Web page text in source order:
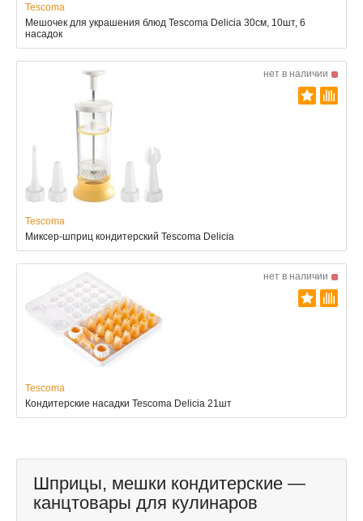
Tescoma
Мешочек для украшения блюд Tescoma Delicia 30cм, 10шт, 6
насадок
нет в наличии
Tescoma
Миксер-шприц кондитерский Tescoma Delicia
нет в наличии
Tescoma
Кондитерские насадки Tescoma Delicia 21шт
Шприцы, мешки кондитерские —
канцтовары для кулинаров